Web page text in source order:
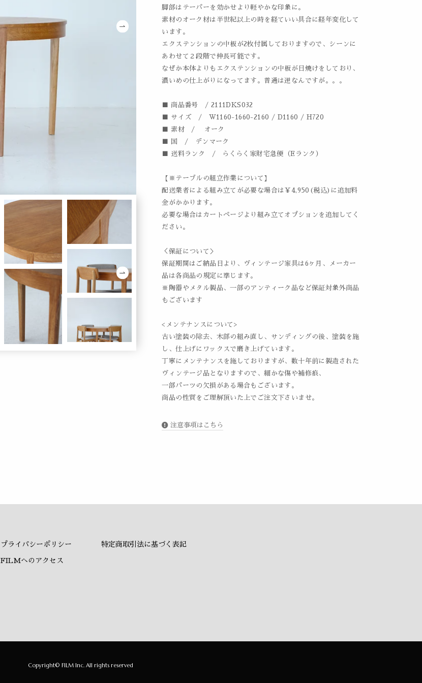
脚部はテーパーを効かせより軽やかな印象に。
素材のオーク材は半世紀以上の時を経ていい具合に経年変化して
います。
エクステンションの中板が2枚付属しておりますので、シーンに
あわせて２段階で伸長可能です。
なぜか本体よりもエクステンションの中板が日焼けをしており、
濃いめの仕上がりになってます。普通は逆なんですが。。。
■ 商品番号 / 2111DKS032
■ サイズ / W1160-1660-2160 / D1160 / H720
■ 素材 / オーク
■ 国 / デンマーク
■ 送料ランク / らくらく家財宅急便（Eランク）
【※テーブルの組立作業について】
配送業者による組み立てが必要な場合は￥4,950(税込)に追加料
金がかかります。
必要な場合はカートページより組み立てオプションを追加してく
ださい。
＜保証について＞
保証期間はご納品日より、ヴィンテージ家具は6ヶ月、メーカー
品は各商品の規定に準じます。
※陶器やメタル製品、一部のアンティーク品など保証対象外商品
もございます
<メンテナンスについて>
古い塗装の除去、木部の組み直し、サンディングの後、塗装を施
し、仕上げにワックスで磨き上げています。
丁寧にメンテナンスを施しておりますが、数十年前に製造された
ヴィンテージ品となりますので、細かな傷や補修痕、
一部パーツの欠損がある場合もございます。
商品の性質をご理解頂いた上でご注文下さいませ。
注意事項はこちら
プライバシーポリシー 特定商取引法に基づく表記
FILMへのアクセス
Copyright© FILM Inc. All rights reserved